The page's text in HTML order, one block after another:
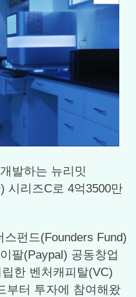
발하는 뉴리밋
시리즈C로 4억3500만
펀드(Founders Fund)
팔(Paypal) 공동창업
한 벤처캐피탈(VC)
부터 투자에 참여해왔